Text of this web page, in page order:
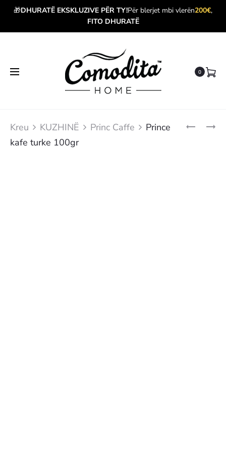
🎁DHURATË EKSKLUZIVE PËR TY!Për blerjet mbi vlerën200€,
FITO DHURATË
0
PRINCE
PRINCE
Kreu KUZHINË Princ Caffe
Prince
kafe turke 100gr